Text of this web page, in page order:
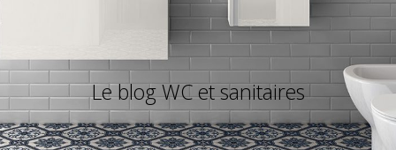
Le blog WC et sanitaires